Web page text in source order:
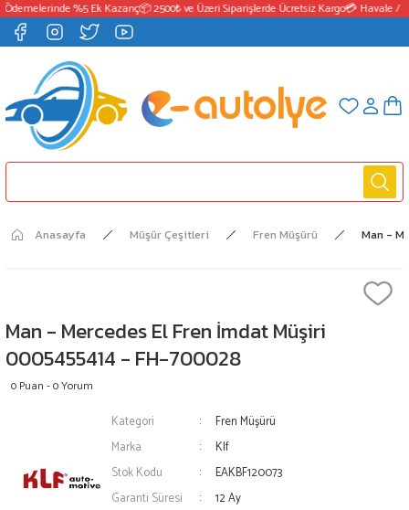
%5 Ek Kazanç📦 2500₺ ve Üzeri Siparişlerde Ücretsiz Kargo💳 Havale /
Anasayfa Müşür Çeşitleri Fren Müşürü Man -
Man - Mercedes El Fren İmdat Müşiri
0005455414 - FH-700028
0 Puan - 0 Yorum
Kategori
Fren Müşürü
Marka
Klf
Stok Kodu
EAKBF120073
Garanti Süresi
12 Ay